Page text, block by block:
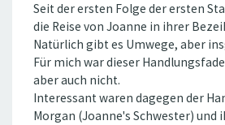
Seit der ersten Folge der ersten
die Reise von Joanne in ihrer
Natürlich gibt es Umwege, aber
Für mich war dieser
aber auch nicht.
Interessant waren dagegen der
Morgan (Joanne's Schwester) und